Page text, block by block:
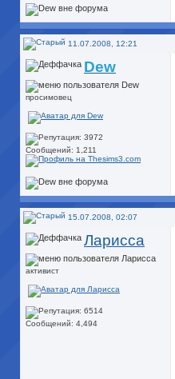
11.07.2008, 12:21
Dew
просимовец
Сообщений: 1,211
15.07.2008, 02:07
Ларисса
активист
Сообщений: 4,494